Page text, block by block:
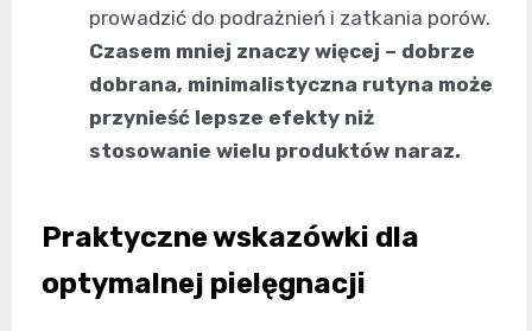
prowadzić do podrażnień i zatkania porów.
Czasem mniej znaczy więcej – dobrze
dobrana, minimalistyczna rutyna może
przynieść lepsze efekty niż
stosowanie wielu produktów naraz.
Praktyczne wskazówki dla
optymalnej pielęgnacji